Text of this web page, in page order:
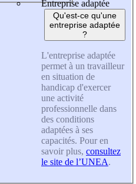
Entreprise adaptée
Qu'est-ce qu'une
entreprise adaptée
?
L'entreprise adaptée
permet à un travailleur
en situation de
handicap d'exercer
une activité
professionnelle dans
des conditions
adaptées à ses
capacités. Pour en
savoir plus, consultez
le site de l’UNEA.